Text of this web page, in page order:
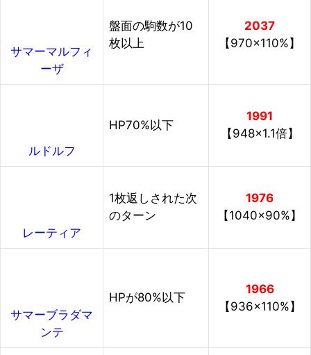
サマーマルフィ
ーザ
盤面の駒数が10
枚以上
2037
【970×110%】
ルドルフ
HP70%以下
1991
【948×1.1倍】
レーティア
1枚返しされた次
のターン
1976
【1040×90%】
サマーブラダマ
ンテ
HPが80%以下
1966
【936×110%】